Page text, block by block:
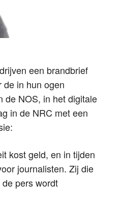
een brandbrief
de in hun ogen
de NOS, in het digitale
in de NRC met een
kost geld, en in tijden
journalisten. Zij die
pers wordt